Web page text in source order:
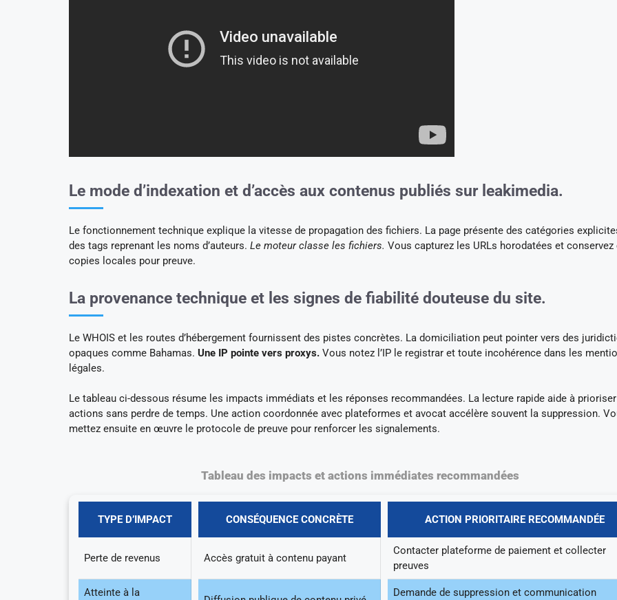
Le mode d’indexation et d’accès aux contenus publiés sur leakimedia.
Le fonctionnement technique explique la vitesse de propagation des fichiers. La page présente des catégories
des tags reprenant les noms d’auteurs. Le moteur classe les fichiers. Vous capturez les URLs horodatées et conservez
copies locales pour preuve.
La provenance technique et les signes de fiabilité douteuse du site.
Le WHOIS et les routes d’hébergement fournissent des pistes concrètes. La domiciliation peut pointer vers des
opaques comme Bahamas. Une IP pointe vers proxys. Vous notez l’IP le registrar et toute incohérence dans les
légales.
Le tableau ci-dessous résume les impacts immédiats et les réponses recommandées. La lecture rapide aide à
actions sans perdre de temps. Une action coordonnée avec plateformes et avocat accélère souvent la suppression.
mettez ensuite en œuvre le protocole de preuve pour renforcer les signalements.
Tableau des impacts et actions immédiates recommandées
TYPE D’IMPACT CONSÉQUENCE CONCRÈTE ACTION PRIORITAIRE RECOMMANDÉE
Perte de revenus Accès gratuit à contenu payant
Contacter plateforme de paiement et collecter
preuves
Atteinte à la
Demande de suppression et communication